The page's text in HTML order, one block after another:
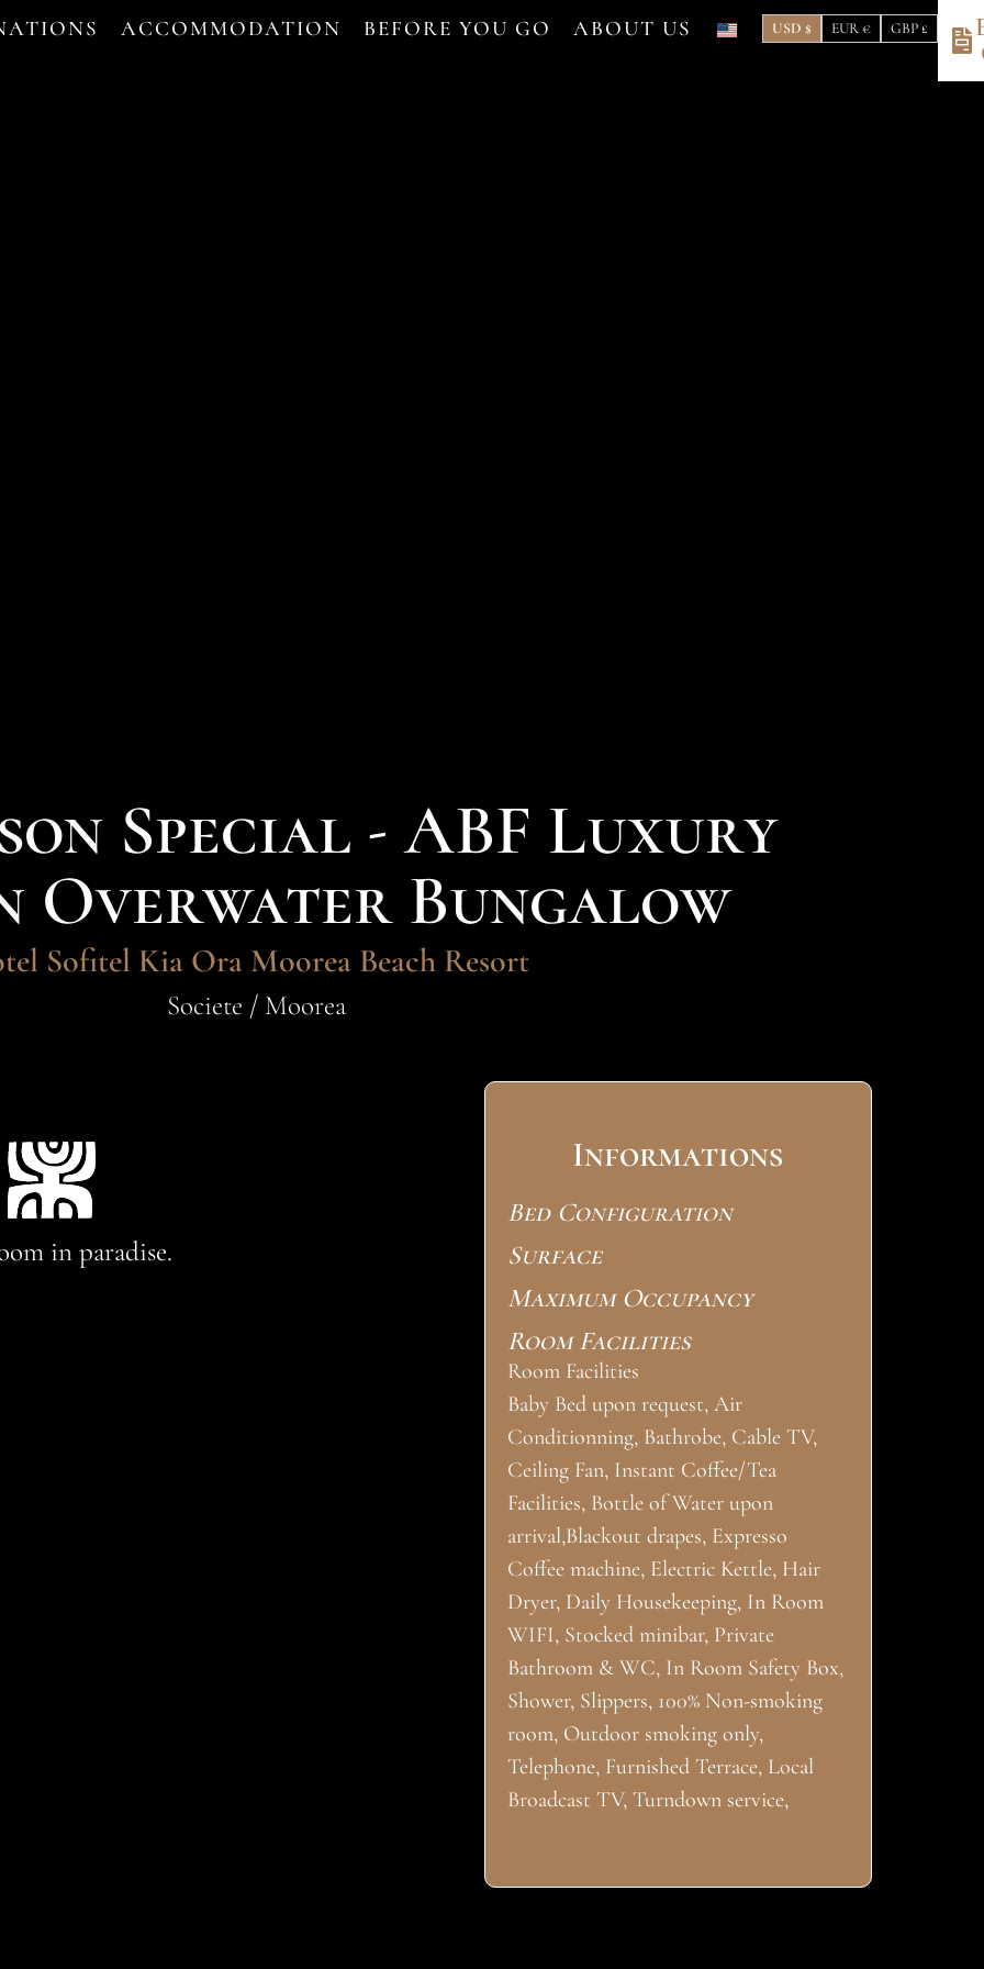
ACCOMMODATION BEFORE YOU GO ABOUT US USD $ EUR € GBP £
Special - ABF Luxury
Overwater Bungalow
Sofitel Kia Ora Moorea Beach Resort
Societe / Moorea
in paradise.
Informations
Bed Configuration
Surface
Maximum Occupancy
Room Facilities
Room Facilities
Baby Bed upon request, Air
Conditionning, Bathrobe, Cable TV,
Ceiling Fan, Instant Coffee/Tea
Facilities, Bottle of Water upon
arrival,Blackout drapes, Expresso
Coffee machine, Electric Kettle, Hair
Dryer, Daily Housekeeping, In Room
WIFI, Stocked minibar, Private
Bathroom & WC, In Room Safety Box,
Shower, Slippers, 100% Non-smoking
room, Outdoor smoking only,
Telephone, Furnished Terrace, Local
Broadcast TV, Turndown service,